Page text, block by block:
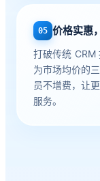
05 价格实惠
打破传统 CRM
为市场均价的
员不增费，让
服务。